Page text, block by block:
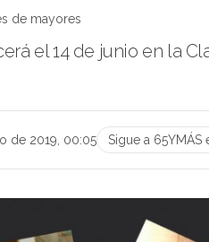
de mayores
el 14 de junio en la
de 2019, 00:05 Sigue a 65YMÁS